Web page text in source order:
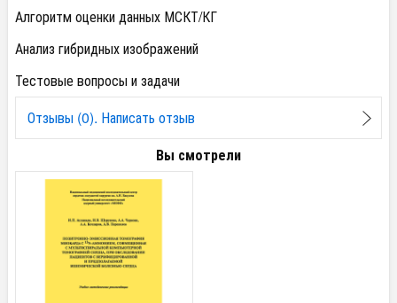
Алгоритм оценки данных МСКТ/КГ
Анализ гибридных изображений
Тестовые вопросы и задачи
Отзывы (0). Написать отзыв
Вы смотрели